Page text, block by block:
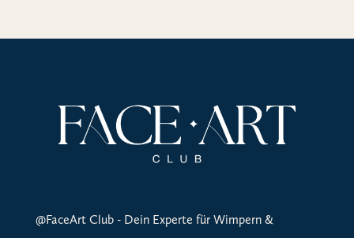
@FaceArt Club - Dein Experte für Wimpern &